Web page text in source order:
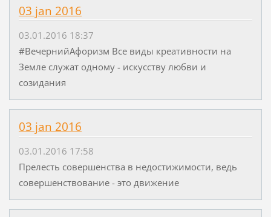
03 jan 2016
03.01.2016 18:37
#ВечернийАфоризм Все виды креативности на
Земле служат одному - искусству любви и
созидания
03 jan 2016
03.01.2016 17:58
Прелесть совершенства в недостижимости, ведь
совершенствование - это движение